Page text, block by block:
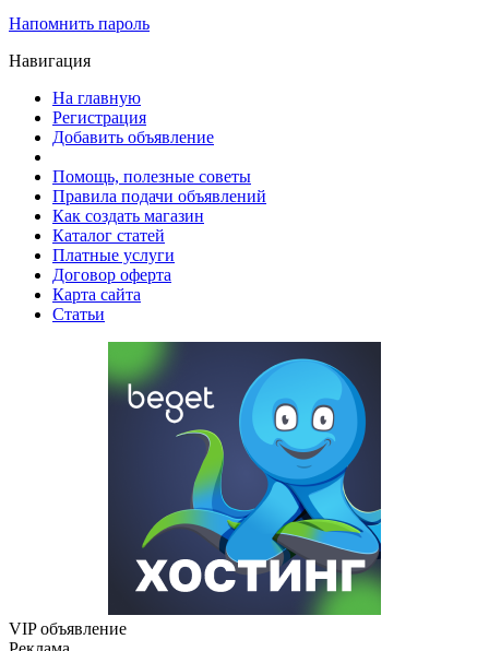
Напомнить пароль
Навигация
На главную
Регистрация
Добавить объявление
Помощь, полезные советы
Правила подачи объявлений
Как создать магазин
Каталог статей
Платные услуги
Договор оферта
Карта сайта
Статьи
VIP объявление